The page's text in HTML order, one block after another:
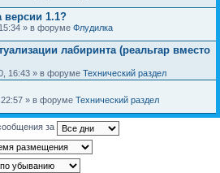
версии 1.1?
» в форуме Флудилка
лабиринта (реальгар вместо
16:43 » в форуме Технический раздел
22:57 » в форуме Технический раздел
за